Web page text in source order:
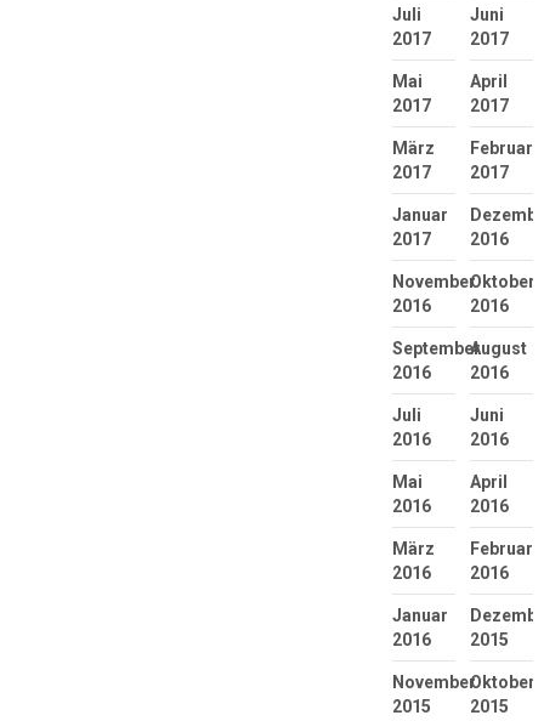
Juli
2017
Juni
2017
Mai
2017
April
2017
März
2017
Februar
2017
Januar
2017
2016
November
2016
Oktober
2016
September
2016
August
2016
Juli
2016
Juni
2016
Mai
2016
April
2016
März
2016
Februar
2016
Januar
2016
2015
November
2015
Oktober
2015